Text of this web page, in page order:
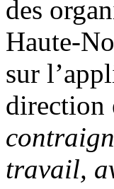
des
Haute-
sur
direction
travail,